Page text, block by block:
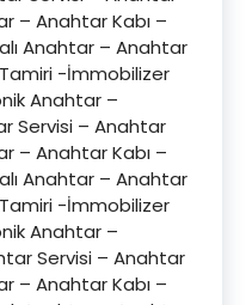
– Anahtar Kabı –
Anahtar – Anahtar
-İmmobilizer
Anahtar –
Servisi – Anahtar
– Anahtar Kabı –
Anahtar – Anahtar
-İmmobilizer
Anahtar –
Servisi – Anahtar
– Anahtar Kabı –